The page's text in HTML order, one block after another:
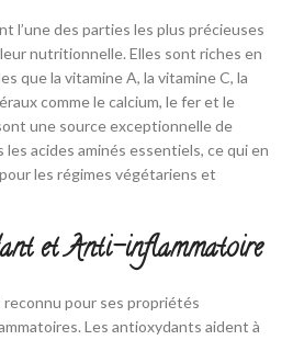
l’une des parties les plus précieuses
nutritionnelle. Elles sont riches en
que la vitamine A, la vitamine C, la
comme le calcium, le fer et le
une source exceptionnelle de
acides aminés essentiels, ce qui en
les régimes végétariens et
et Anti-inflammatoire
pour ses propriétés
Les antioxydants aident à